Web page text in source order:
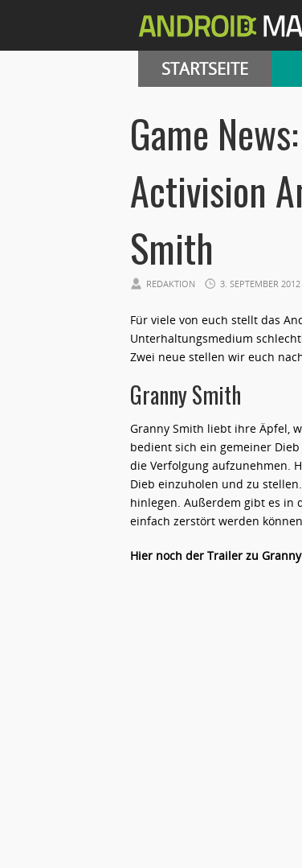
STARTSEITE
Game
Activision
Smith
REDAKTION 3. SEPTEMBER 2012
Für viele von euch stellt das
Unterhaltungsmedium
Zwei neue stellen wir euch
Granny Smith
Granny Smith liebt ihre Äpfel,
bedient sich ein gemeiner
die Verfolgung aufzunehmen.
Dieb einzuholen und zu
hinlegen. Außerdem gibt es in
einfach zerstört werden
Hier noch der Trailer zu